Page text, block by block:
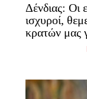
Δένδιας: Οι
ισχυροί,
κρατών μας